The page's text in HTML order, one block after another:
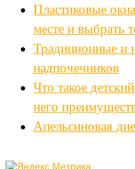
Пластиковые
месте и выбрать
Традиционные и
надпочечников
Что такое
него
Апельсиновая